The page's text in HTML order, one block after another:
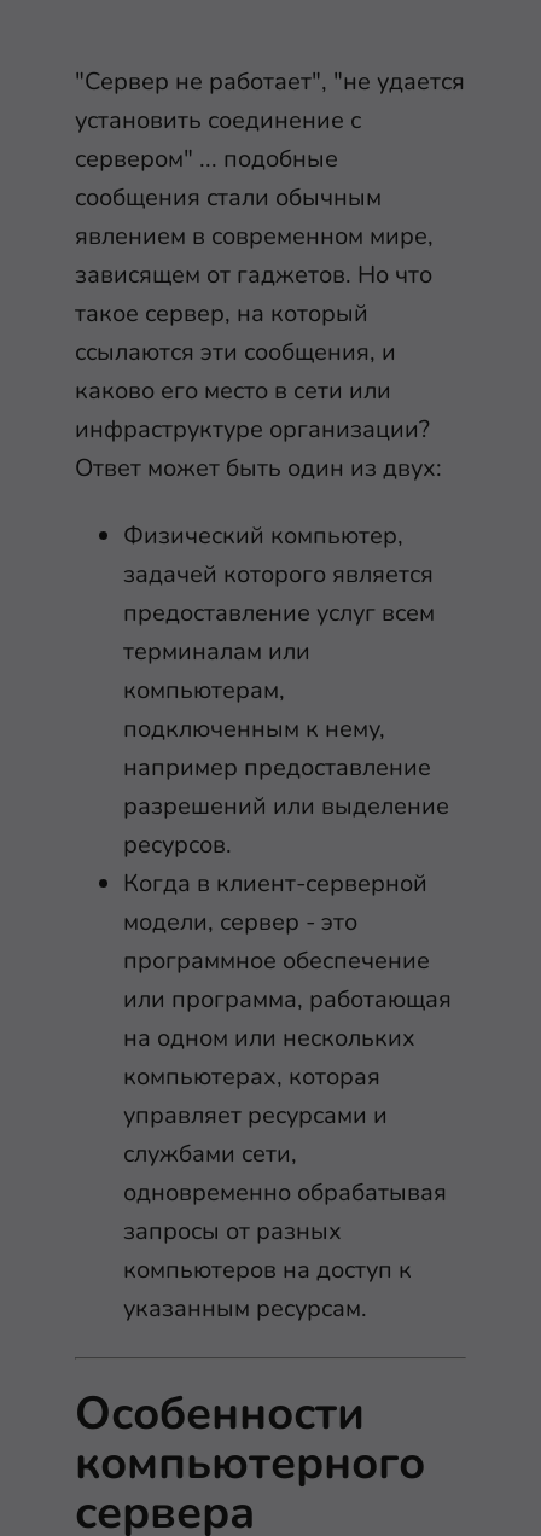
"Сервер не работает", "не удается
установить соединение с
сервером" ... подобные
сообщения стали обычным
явлением в современном мире,
зависящем от гаджетов. Но что
такое сервер, на который
ссылаются эти сообщения, и
каково его место в сети или
инфраструктуре организации?
Ответ может быть один из двух:
Физический компьютер,
задачей которого является
предоставление услуг всем
терминалам или
компьютерам,
подключенным к нему,
например предоставление
разрешений или выделение
ресурсов.
Когда в клиент-серверной
модели, сервер - это
программное обеспечение
или программа, работающая
на одном или нескольких
компьютерах, которая
управляет ресурсами и
службами сети,
одновременно обрабатывая
запросы от разных
компьютеров на доступ к
указанным ресурсам.
Особенности
компьютерного
сервера